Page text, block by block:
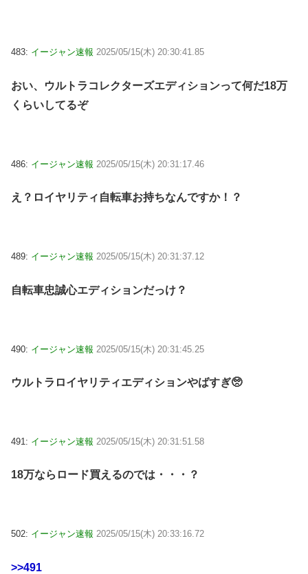
483: イージャン速報 2025/05/15(木) 20:30:41.85
おい、ウルトラコレクターズエディションって何だ18万
くらいしてるぞ
486: イージャン速報 2025/05/15(木) 20:31:17.46
え？ロイヤリティ自転車お持ちなんですか！？
489: イージャン速報 2025/05/15(木) 20:31:37.12
自転車忠誠心エディションだっけ？
490: イージャン速報 2025/05/15(木) 20:31:45.25
ウルトラロイヤリティエディションやばすぎ🥺
491: イージャン速報 2025/05/15(木) 20:31:51.58
18万ならロード買えるのでは・・・？
502: イージャン速報 2025/05/15(木) 20:33:16.72
>>491